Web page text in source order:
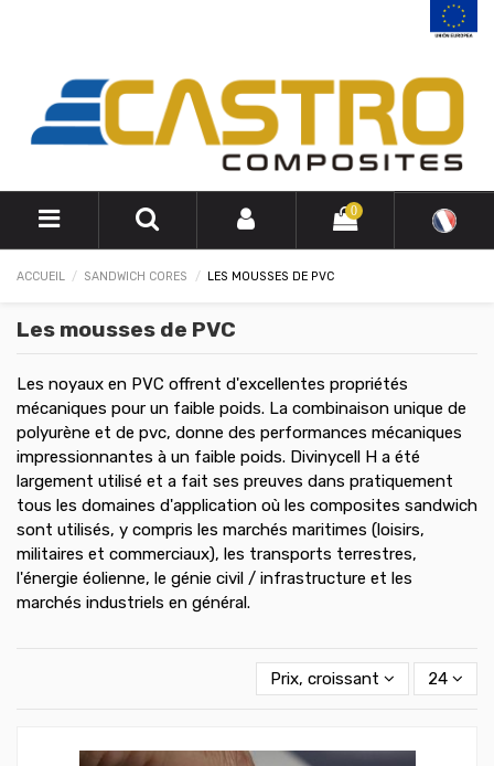
0
ACCUEIL SANDWICH CORES LES MOUSSES DE PVC
Les mousses de PVC
Les noyaux en PVC offrent d'excellentes propriétés
mécaniques pour un faible poids. La combinaison unique de
polyurène et de pvc, donne des performances mécaniques
impressionnantes à un faible poids. Divinycell H a été
largement utilisé et a fait ses preuves dans pratiquement
tous les domaines d'application où les composites sandwich
sont utilisés, y compris les marchés maritimes (loisirs,
militaires et commerciaux), les transports terrestres,
l'énergie éolienne, le génie civil / infrastructure et les
marchés industriels en général.
Prix, croissant 24